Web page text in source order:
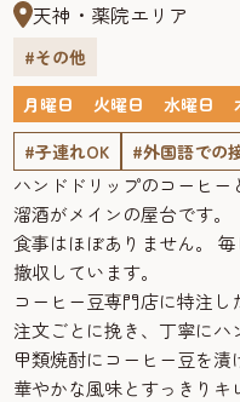
天神・薬院エリア
#その他
月曜日
火曜日 水曜日
#子連れOK
#外国語での
ハンドドリップのコーヒ
溜酒がメインの屋台です。
食事はほぼありません。
撤収しています。
コーヒー豆専門店に特注
注文ごとに挽き、丁寧にハ
甲類焼酎にコーヒー豆を漬
華やかな風味とすっきりキ